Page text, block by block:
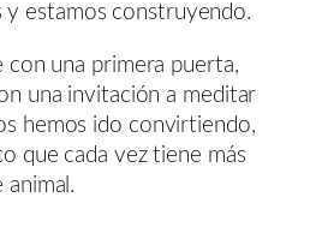
y estamos construyendo.
con una primera puerta,
una invitación a meditar
hemos ido convirtiendo,
que cada vez tiene más
animal.